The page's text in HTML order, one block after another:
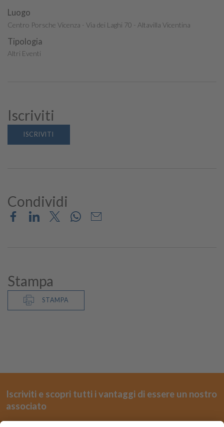
Luogo
Centro Porsche Vicenza - Via dei Laghi 70 - Altavilla Vicentina
Tipologia
Altri Eventi
Iscriviti
ISCRIVITI
Condividi
Stampa
STAMPA
Iscriviti e scopri tutti i vantaggi di essere un nostro
associato